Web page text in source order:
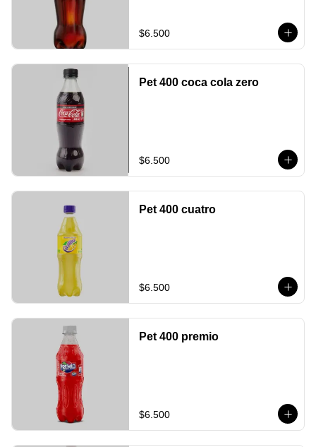
$6.500
Pet 400 coca cola zero
$6.500
Pet 400 cuatro
$6.500
Pet 400 premio
$6.500